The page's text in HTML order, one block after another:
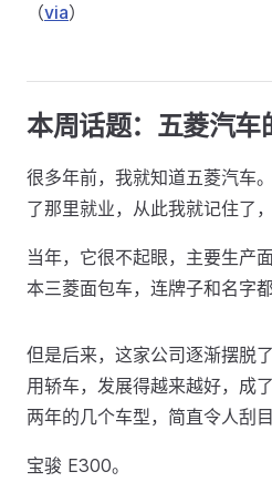
（via）
本周话题：五菱汽车
很多年前，我就知道五菱汽车
了那里就业，从此我就记住了
当年，它很不起眼，主要生产
本三菱面包车，连牌子和名字
但是后来，这家公司逐渐摆脱
用轿车，发展得越来越好，成
两年的几个车型，简直令人刮目
宝骏 E300。